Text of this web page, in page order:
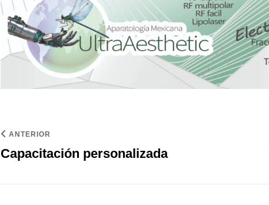
ANTERIOR
Capacitación personalizada